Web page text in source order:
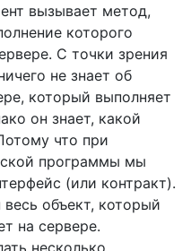
вызывает метод,
которого
С точки зрения
не знает об
который выполняет
он знает, какой
что при
программы мы
(или контракт).
объект, который
на сервере.
несколько